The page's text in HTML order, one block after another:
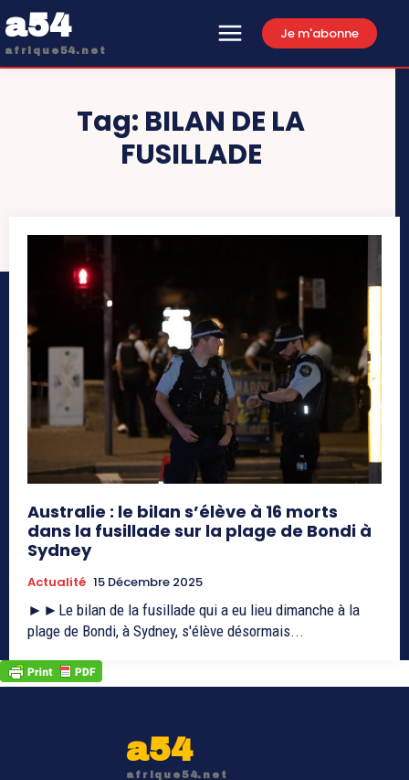
a54
afrique54.net
Je m'abonne
Tag: BILAN DE LA
FUSILLADE
Australie : le bilan s’élève à 16 morts
dans la fusillade sur la plage de Bondi à
Sydney
Actualité 15 Décembre 2025
►►Le bilan de la fusillade qui a eu lieu dimanche à la
plage de Bondi, à Sydney, s'élève désormais...
a54
afrique54.net